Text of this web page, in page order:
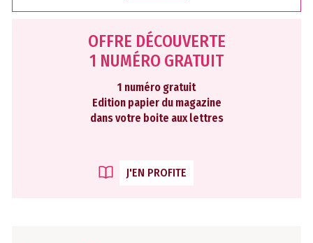
OFFRE DÉCOUVERTE
1 NUMÉRO GRATUIT
1 numéro gratuit
Edition papier du magazine
dans votre boite aux lettres
J'EN PROFITE